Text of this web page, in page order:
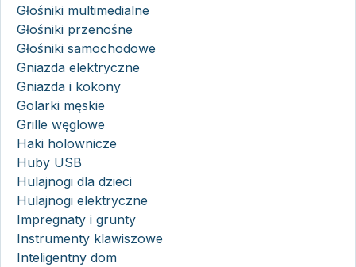
Głośniki multimedialne
Głośniki przenośne
Głośniki samochodowe
Gniazda elektryczne
Gniazda i kokony
Golarki męskie
Grille węglowe
Haki holownicze
Huby USB
Hulajnogi dla dzieci
Hulajnogi elektryczne
Impregnaty i grunty
Instrumenty klawiszowe
Inteligentny dom